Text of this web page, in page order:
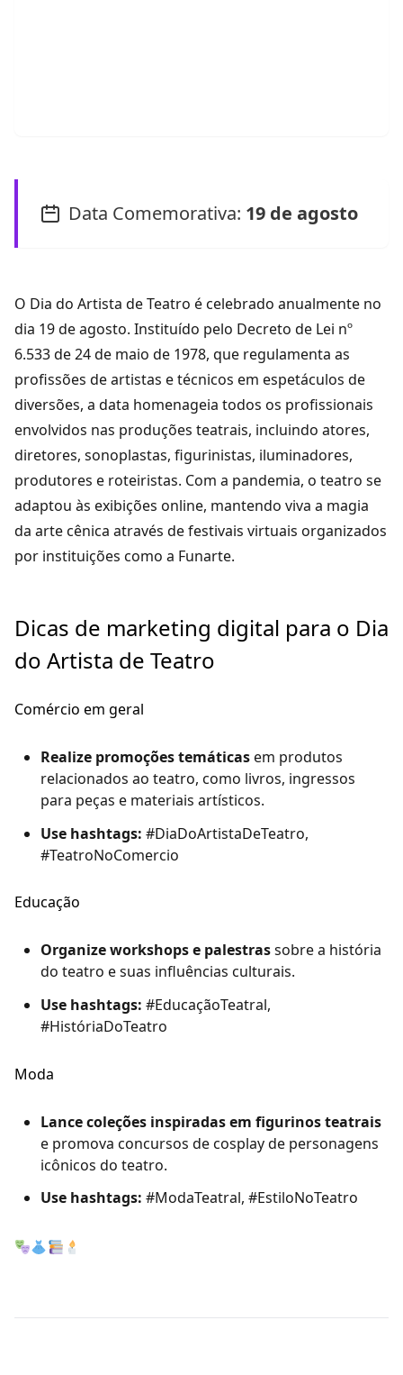
Data Comemorativa: 19 de agosto
O Dia do Artista de Teatro é celebrado anualmente no
dia 19 de agosto. Instituído pelo Decreto de Lei nº
6.533 de 24 de maio de 1978, que regulamenta as
profissões de artistas e técnicos em espetáculos de
diversões, a data homenageia todos os profissionais
envolvidos nas produções teatrais, incluindo atores,
diretores, sonoplastas, figurinistas, iluminadores,
produtores e roteiristas. Com a pandemia, o teatro se
adaptou às exibições online, mantendo viva a magia
da arte cênica através de festivais virtuais organizados
por instituições como a Funarte​.
Dicas de marketing digital para o Dia
do Artista de Teatro
Comércio em geral
Realize promoções temáticasem produtos
relacionados ao teatro, como livros, ingressos
para peças e materiais artísticos.
Use hashtags: #DiaDoArtistaDeTeatro,
#TeatroNoComercio
Educação
Organize workshops e palestrassobre a história
do teatro e suas influências culturais.
Use hashtags: #EducaçãoTeatral,
#HistóriaDoTeatro
Moda
Lance coleções inspiradas em figurinos teatrais
e promova concursos de cosplay de personagens
icônicos do teatro.
Use hashtags: #ModaTeatral, #EstiloNoTeatro